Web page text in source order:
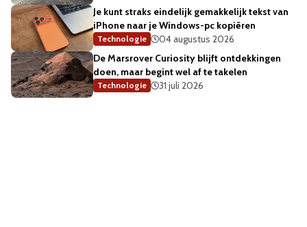
Je kunt straks eindelijk gemakkelijk tekst van
iPhone naar je Windows-pc kopiëren
Technologie
04 augustus 2026
De Marsrover Curiosity blijft ontdekkingen
doen, maar begint wel af te takelen
Technologie 31 juli 2026